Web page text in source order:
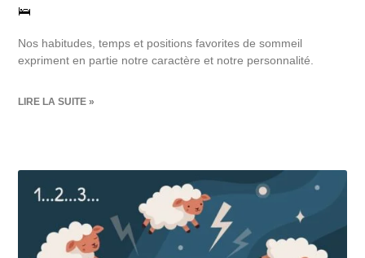
🛌
Nos habitudes, temps et positions favorites de sommeil
expriment en partie notre caractère et notre personnalité.
LIRE LA SUITE »